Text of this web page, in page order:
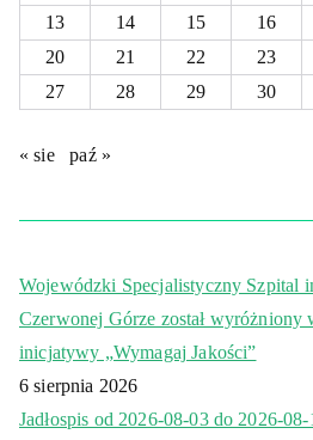
13
14 15 16
20
21 22 23
27
28 29 30
« sie paź »
Wojewódzki Specjalistyczny Szpital
Czerwonej Górze został wyróżniony
inicjatywy „Wymagaj Jakości”
6 sierpnia 2026
Jadłospis od 2026-08-03 do 2026-08-